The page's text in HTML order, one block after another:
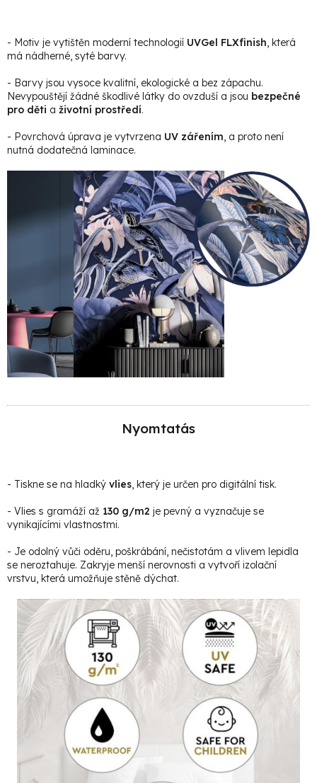
- Motiv je vytištěn moderní technologií UVGel FLXfinish, která
má nádherné, syté barvy.
- Barvy jsou vysoce kvalitní, ekologické a bez zápachu.
Nevypouštějí žádné škodlivé látky do ovzduší a jsou bezpečné
pro děti a životní prostředí.
- Povrchová úprava je vytvrzena UV zářením, a proto není
nutná dodatečná laminace.
Nyomtatás
- Tiskne se na hladký vlies, který je určen pro digitální tisk.
- Vlies s gramáží až 130 g/m2 je pevný a vyznačuje se
vynikajícími vlastnostmi.
- Je odolný vůči oděru, poškrábání, nečistotám a vlivem lepidla
se neroztahuje. Zakryje menší nerovnosti a vytvoří izolační
vrstvu, která umožňuje stěně dýchat.